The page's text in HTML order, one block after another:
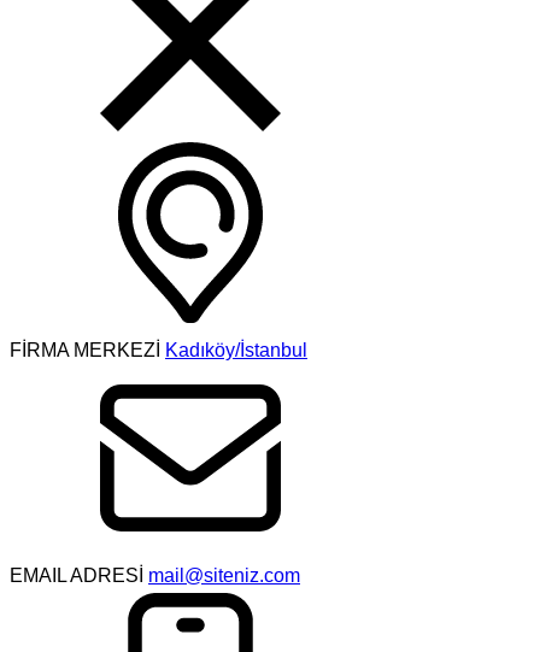
FİRMA MERKEZİ Kadıköy/İstanbul
EMAIL ADRESİ mail@siteniz.com